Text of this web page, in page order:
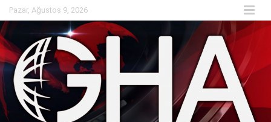
Skip
to
content
Pazar, Ağustos 9, 2026